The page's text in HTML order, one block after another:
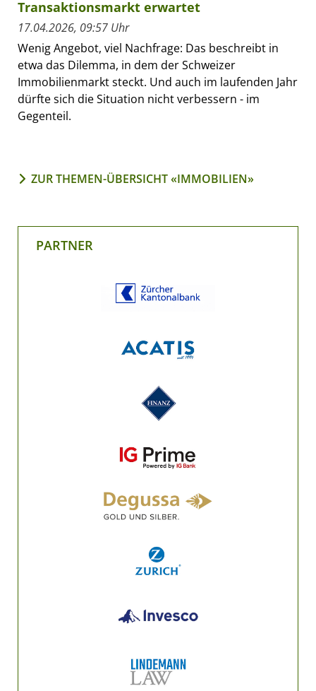
Transaktionsmarkt erwartet
17.04.2026, 09:57 Uhr
Wenig Angebot, viel Nachfrage: Das beschreibt in
etwa das Dilemma, in dem der Schweizer
Immobilienmarkt steckt. Und auch im laufenden Jahr
dürfte sich die Situation nicht verbessern - im
Gegenteil.
ZUR THEMEN-ÜBERSICHT «IMMOBILIEN»
PARTNER